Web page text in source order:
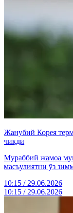
Жанубий Корея
чиқди
Мураббий жамоа
масъулиятни ўз
10:15 / 29.06.2026
10:15 / 29.06.2026